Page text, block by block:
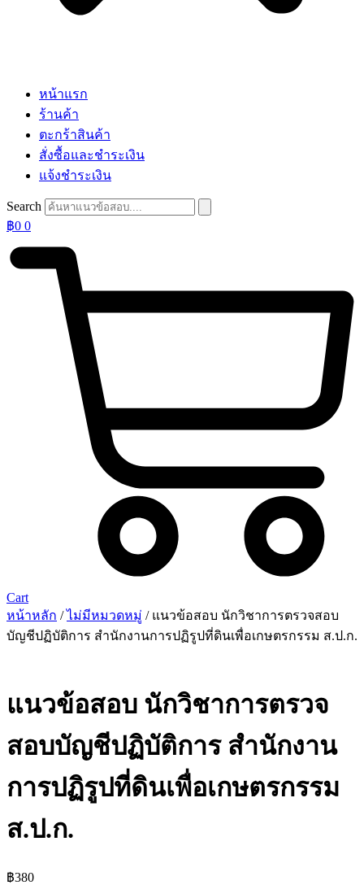
หน้าแรก
ร้านค้า
ตะกร้าสินค้า
สั่งซื้อและชำระเงิน
แจ้งชำระเงิน
Search
฿0 0
Cart
หน้าหลัก /ไม่มีหมวดหมู่ / แนวข้อสอบ นักวิชาการตรวจสอบ
บัญชีปฏิบัติการ สำนักงานการปฏิรูปที่ดินเพื่อเกษตรกรรม ส.ป.ก.
แนวข้อสอบ นักวิชาการตรวจ
สอบบัญชีปฏิบัติการ สำนักงาน
การปฏิรูปที่ดินเพื่อเกษตรกรรม
ส.ป.ก.
฿380